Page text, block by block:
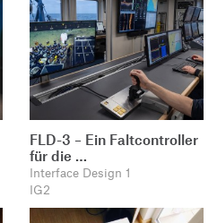
FLD-3 – Ein Faltcontroller
für die …
Interface Design 1
IG2